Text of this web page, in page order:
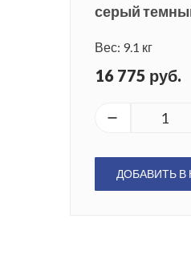
серый
Вес: 9.1 кг
16 775 руб.
ДОБАВИТЬ В